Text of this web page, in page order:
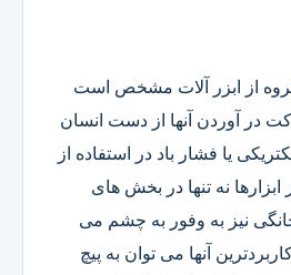
از ابزر آلات مشخص است
در آوردن آنها از دست انسان
یا فشار باد در استفاده از
ابزارها نه تنها در بخش های
نیز به وفور به چشم می
آنها می توان به پیچ